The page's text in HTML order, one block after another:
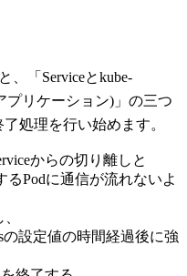
、「Serviceとkube-
プリケーション)」の三つ
処理を行い始めます。
からの切り離しと
るPodに通信が流れないよ
の設定値の時間経過後に強